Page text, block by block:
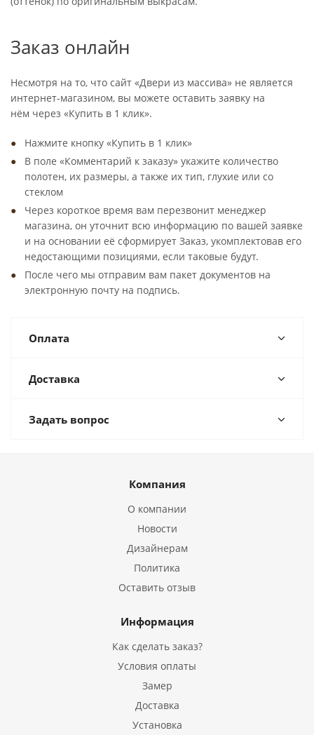
Заказ онлайн
Несмотря на то, что сайт «Двери из массива» не является
интернет-магазином, вы можете оставить заявку на
нём через «Купить в 1 клик».
Нажмите кнопку «Купить в 1 клик»
В поле «Комментарий к заказу» укажите количество
полотен, их размеры, а также их тип, глухие или со
стеклом
Через короткое время вам перезвонит менеджер
магазина, он уточнит всю информацию по вашей заявке
и на основании её сформирует Заказ, укомплектовав его
недостающими позициями, если таковые будут.
После чего мы отправим вам пакет документов на
электронную почту на подпись.
Оплата
Доставка
Задать вопрос
Компания
О компании
Новости
Дизайнерам
Политика
Оставить отзыв
Информация
Как сделать заказ?
Условия оплаты
Замер
Доставка
Установка